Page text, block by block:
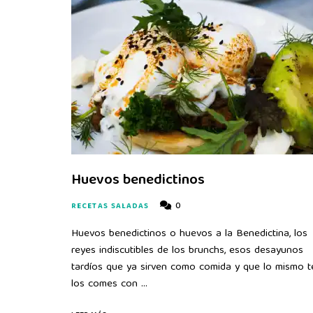
Huevos benedictinos
RECETAS SALADAS 0
Huevos benedictinos o huevos a la Benedictina, los
reyes indiscutibles de los brunchs, esos desayunos
tardíos que ya sirven como comida y que lo mismo
los comes con …